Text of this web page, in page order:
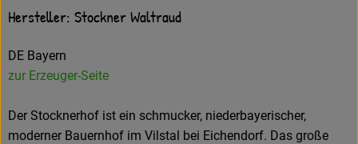
Hersteller: Stockner Waltraud
DE Bayern
zur Erzeuger-Seite
Der Stocknerhof ist ein schmucker, niederbayerischer,
moderner Bauernhof im Vilstal bei Eichendorf. Das große